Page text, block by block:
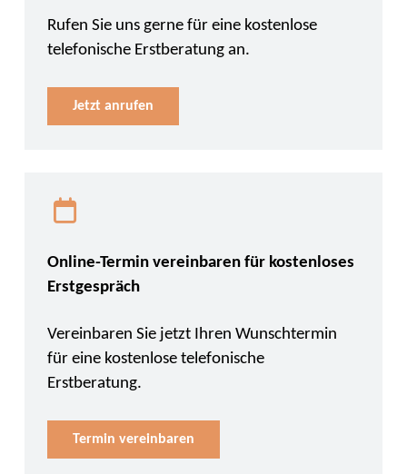
Rufen Sie uns gerne für eine kostenlose
telefonische Erstberatung an.
Jetzt anrufen
Online-Termin vereinbaren für kostenloses
Erstgespräch
Vereinbaren Sie jetzt Ihren Wunschtermin
für eine kostenlose telefonische
Erstberatung.
Termin vereinbaren